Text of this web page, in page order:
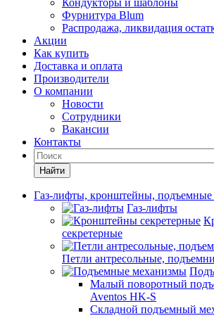
Кондукторы и шаблоны
Фурнитура Blum
Распродажа, ликвидация
Акции
Как купить
Доставка и оплата
Производители
О компании
Новости
Сотрудники
Вакансии
Контакты
Найти
Газ-лифты, кронштейны,
Газ-лифты
секретерные
Петли антресольные,
Малый поворотный
Aventos HK-S
Складной подъемный